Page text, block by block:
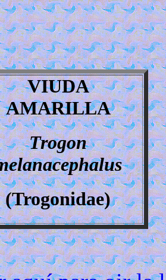
VIUDA
AMARILLA
Trogon
(Trogonidae)